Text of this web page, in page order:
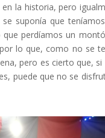
la historia, pero
suponía que
perdíamos un
lo que, como no se
pero es cierto que, si
puede que no se